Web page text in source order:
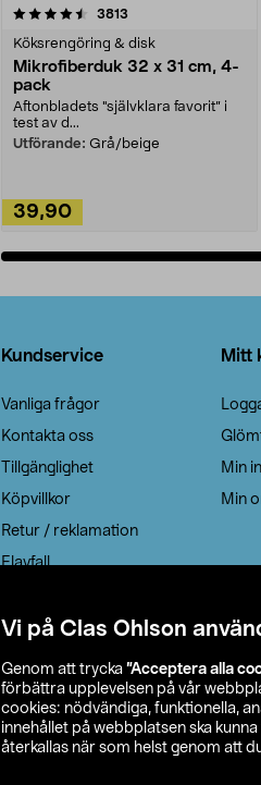
Vi på Clas Ohlson
Genom att trycka ”Acceptera alla
förbättra upplevelsen på vår
cookies: nödvändiga, funktionella,
innehållet på webbplatsen ska
återkallas när som helst genom att
3813
Köksrengöring & disk
Mikrofiberduk 32 x 31 cm, 4-
pack
Aftonbladets "självklara favorit” i
test av d...
Utförande: Grå/beige
39,90
4.0av 5 stjärnor
Kundservice
Vanliga frågor
Kontakta oss
Tillgänglighet
Köpvillkor
Retur / reklamation
Elavfall
Leveransalternativ
Mitt
Min
Min